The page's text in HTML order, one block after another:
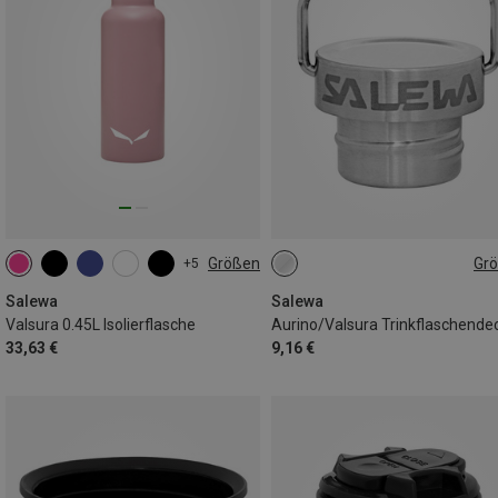
+5 Größen
Salewa
Valsura 0.45L Isolierflasche
33,63 €
ONE SIZE
Salewa
Aurino/Valsura
9,16 €
ONE SIZE